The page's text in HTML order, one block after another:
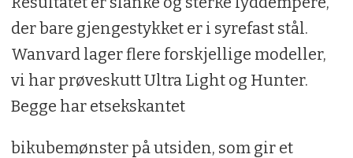
der bare gjengestykket er i syrefast stål.
Wanvard lager flere forskjellige modeller,
vi har prøveskutt Ultra Light og Hunter.
Begge har etsekskantet
bikubemønster på utsiden, som gir et